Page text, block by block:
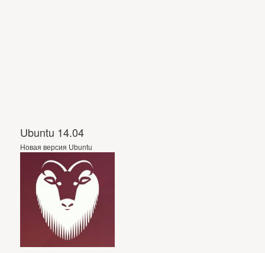
Ubuntu 14.04
Новая версия Ubuntu